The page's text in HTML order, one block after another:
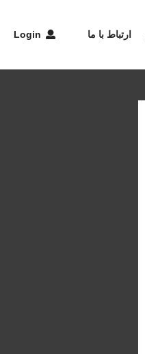
ارتباط با ما